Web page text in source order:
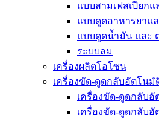
แบบสามเฟสเปียกแ
แบบดูดอาหารยาแ
แบบดูดน้ำมัน และ
ระบบลม
เครื่องผลิตโอโซน
เครื่องขัด-ดูดกลับอัตโนมั
เครื่องขัด-ดูดกลับอั
เครื่องขัด-ดูดกลับ